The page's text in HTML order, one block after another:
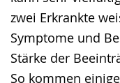
zwei Erkrankte
Symptome und
Stärke der
So kommen